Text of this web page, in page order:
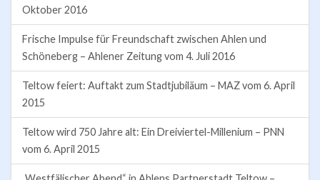
Oktober 2016
Frische Impulse für Freundschaft zwischen Ahlen und
Schöneberg – Ahlener Zeitung vom 4. Juli 2016
Teltow feiert: Auftakt zum Stadtjubiläum – MAZ vom 6. April
2015
Teltow wird 750 Jahre alt: Ein Dreiviertel-Millenium – PNN
vom 6. April 2015